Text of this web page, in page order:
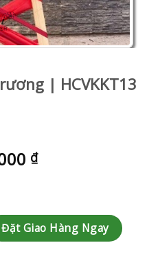
| HCVKKT13
₫
số lượng
Đặt Giao Hàng Ngay